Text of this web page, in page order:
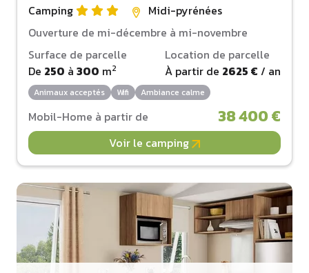
Camping
Midi-pyrénées
Ouverture de mi-décembre à mi-novembre
Surface de parcelle
De 250 à 300 m2
Location de parcelle
À partir de 2625 € / an
Animaux acceptés Wifi Ambiance calme
Mobil-Home à partir de 38 400 €
Voir le camping